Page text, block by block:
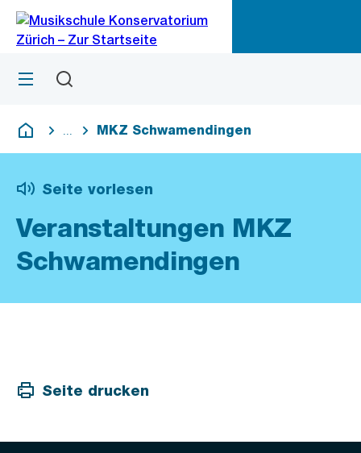
Navigation
Sprunglink
Menü
Deutsch
Blende alle Breadcrumbs ein
MKZ Schwamendingen
Seite vorlesen
Veranstaltungen MKZ
Schwamendingen
Seite drucken